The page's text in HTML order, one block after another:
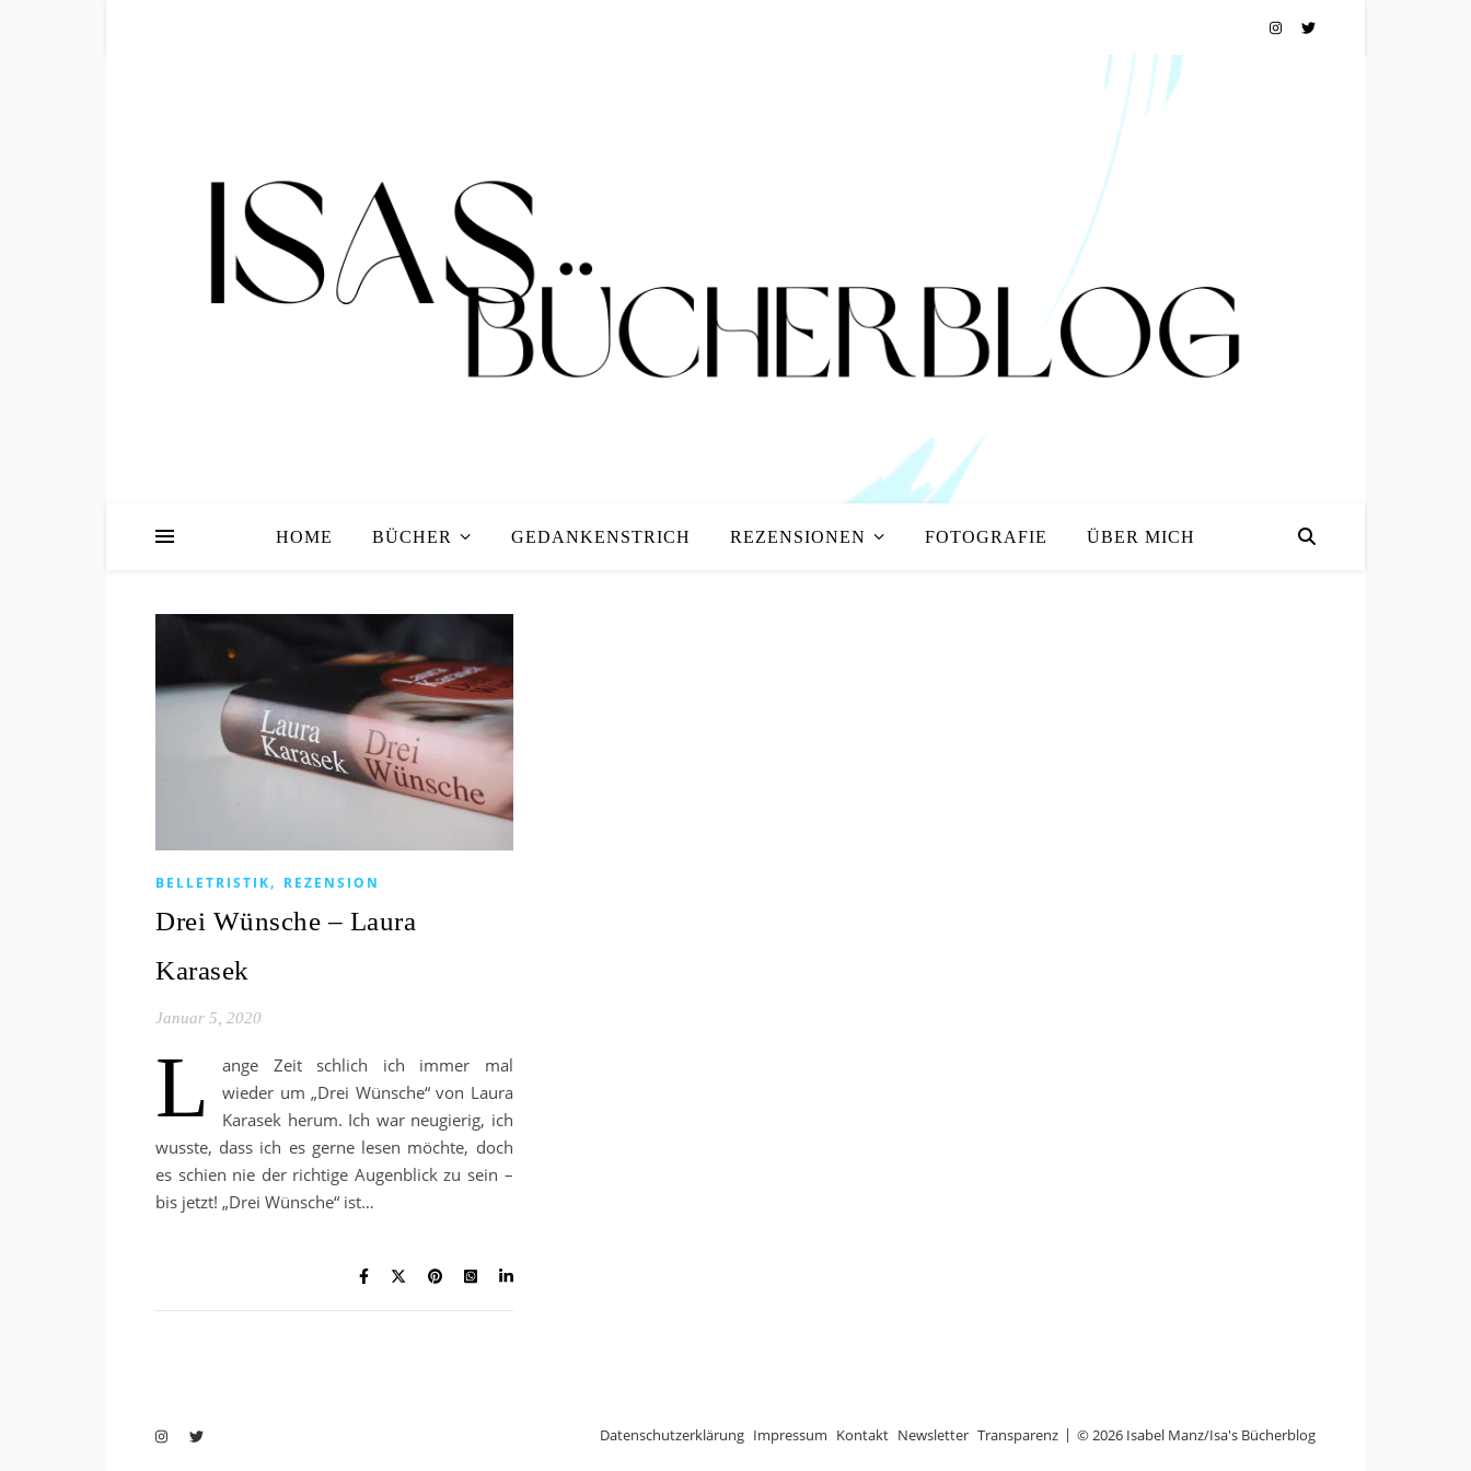
HOME BÜCHER GEDANKENSTRICH REZENSIONEN FOTOGRAFIE ÜBER MICH
BELLETRISTIK, REZENSION
Drei Wünsche – Laura
Karasek
Januar 5, 2020
L
ange Zeit schlich ich immer mal
wieder um „Drei Wünsche“ von Laura
Karasek herum. Ich war neugierig, ich
wusste, dass ich es gerne lesen möchte, doch
es schien nie der richtige Augenblick zu sein –
bis jetzt! „Drei Wünsche“ ist…
© 2026 Isabel Manz/Isa's Bücherblog
Datenschutzerklärung Impressum Kontakt Newsletter Transparenz